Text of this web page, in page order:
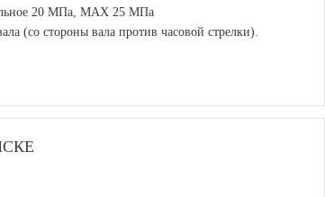
20 МПа, MAX 25 МПа
(со стороны вала против часовой стрелки).